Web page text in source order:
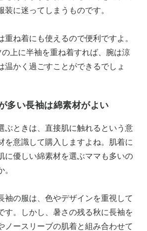
装に迷ってしまうものです。
重ね着にも使えるので便利ですよ。
上に半袖を重ね着すれば、腕は涼
温かく過ごすことができるでしょ
多い長袖は綿素材がよい
ぶときは、直接肌に触れるという意
を意識して購入しますよね。肌着に
に優しい綿素材を選ぶママも多いの
袖の服は、色やデザインを重視して
す。しかし、暑さの残る秋に長袖を
ノースリーブの肌着と組み合わせて